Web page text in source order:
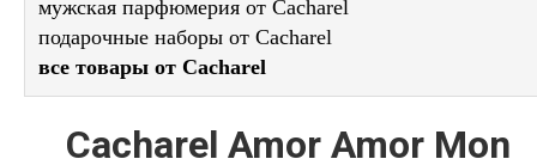
мужская парфюмерия от Cacharel
подарочные наборы от Cacharel
все товары от Cacharel
Cacharel Amor Amor Mon